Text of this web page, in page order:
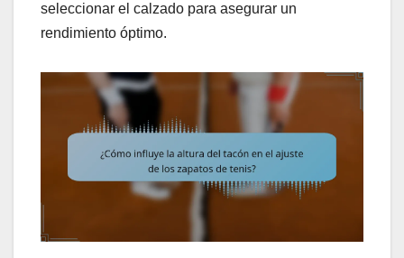
seleccionar el calzado para asegurar un
rendimiento óptimo.